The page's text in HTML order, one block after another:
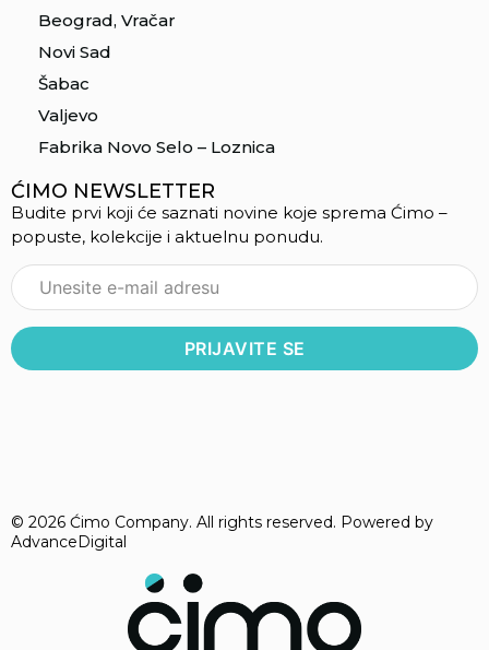
Beograd, Vračar
Novi Sad
Šabac
Valjevo
Fabrika Novo Selo – Loznica
ĆIMO NEWSLETTER
Budite prvi koji će saznati novine koje sprema Ćimo –
popuste, kolekcije i aktuelnu ponudu.
© 2026 Ćimo Company. All rights reserved. Powered by
AdvanceDigital